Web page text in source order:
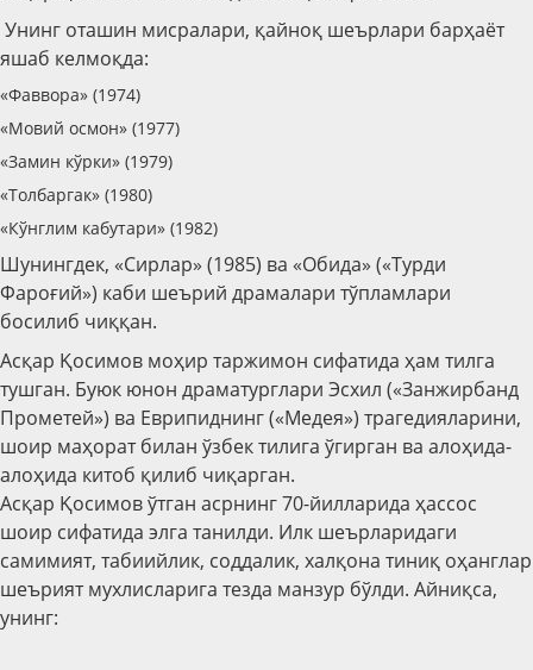
Унинг оташин мисралари, қайноқ шеърлари барҳаёт
яшаб келмоқда:
«Фаввора» (1974)
«Мовий осмон» (1977)
«Замин кўрки» (1979)
«Толбаргак» (1980)
«Кўнглим кабутари» (1982)
Шунингдек, «Сирлар» (1985) ва «Обида» («Турди
Фароғий») каби шеърий драмалари тўпламлари
босилиб чиққан.
Асқар Қосимов моҳир таржимон сифатида ҳам тилга
тушган. Буюк юнон драматурглари Эсхил («Занжирбанд
Прометей») ва Еврипиднинг («Медея») трагедияларини,
шоир маҳорат билан ўзбек тилига ўгирган ва алоҳида-
алоҳида китоб қилиб чиқарган.
Асқар Қосимов ўтган асрнинг 70-йилларида ҳассос
шоир сифатида элга танилди. Илк шеърларидаги
самимият, табиийлик, соддалик, халқона тиниқ оҳанглар
шеърият мухлисларига тезда манзур бўлди. Айниқса,
унинг: